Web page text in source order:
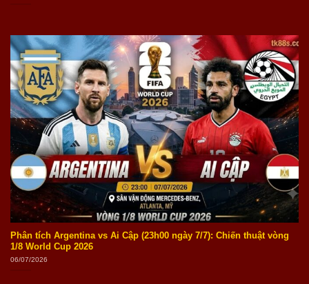
Phân tích Argentina vs Ai Cập (23h00 ngày 7/7): Chiến thuật vòng
1/8 World Cup 2026
06/07/2026